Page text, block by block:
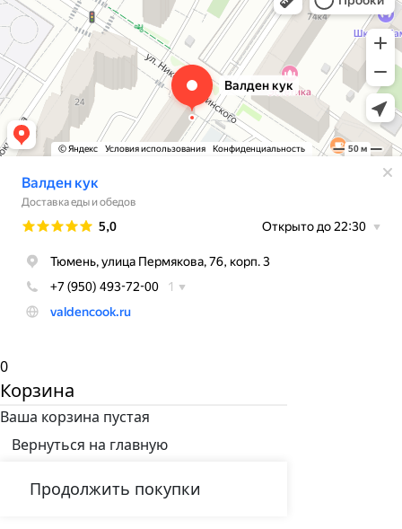
0
Корзина
Ваша корзина пустая
Вернуться на главную
Продолжить покупки